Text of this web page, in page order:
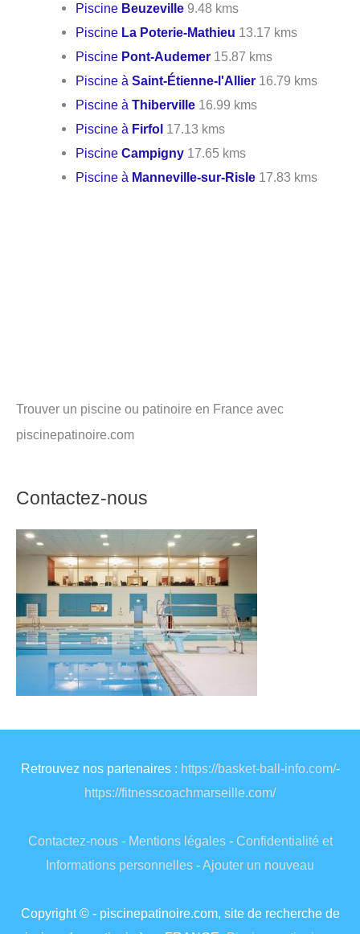
Piscine Beuzeville 9.48 kms
Piscine La Poterie-Mathieu 13.17 kms
Piscine Pont-Audemer 15.87 kms
Piscine àSaint-Étienne-l'Allier 16.79 kms
Piscine àThiberville 16.99 kms
Piscine à Firfol 17.13 kms
PiscineCampigny 17.65 kms
Piscine à Manneville-sur-Risle 17.83 kms
Trouver un piscine ou patinoire en France avec
piscinepatinoire.com
Contactez-nous
Retrouvez nos partenaires : https://basket-ball-info.com/-
https://fitnesscoachmarseille.com/
Contactez-nous- Mentions légales- Confidentialité et
Informations personnelles -Ajouter un nouveau
Copyright © - piscinepatinoire.com, site de recherche de